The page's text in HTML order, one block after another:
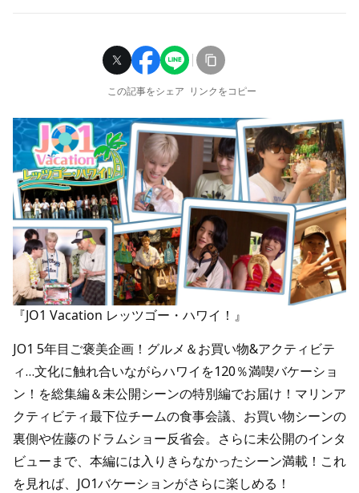
この記事をシェア リンクをコピー
『JO1 Vacation レッツゴー・ハワイ！』
JO1 5年目ご褒美企画！グルメ＆お買い物&アクティビテ
ィ…文化に触れ合いながらハワイを120％満喫バケーショ
ン！を総集編＆未公開シーンの特別編でお届け！マリンア
クティビティ最下位チームの食事会議、お買い物シーンの
裏側や佐藤のドラムショー反省会。さらに未公開のインタ
ビューまで、本編には入りきらなかったシーン満載！これ
を見れば、JO1バケーションがさらに楽しめる！